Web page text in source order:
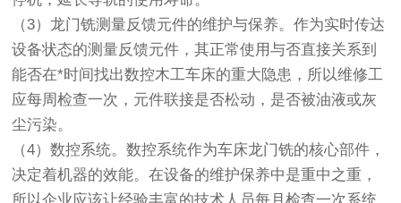
（3）龙门铣测量反馈元件的维护与保养。作为实时传达
设备状态的测量反馈元件，其正常使用与否直接关系到
能否在*时间找出数控木工车床的重大隐患，所以维修工
应每周检查一次，元件联接是否松动，是否被油液或灰
尘污染。
（4）数控系统。数控系统作为车床龙门铣的核心部件，
决定着机器的效能。在设备的维护保养中是重中之重，